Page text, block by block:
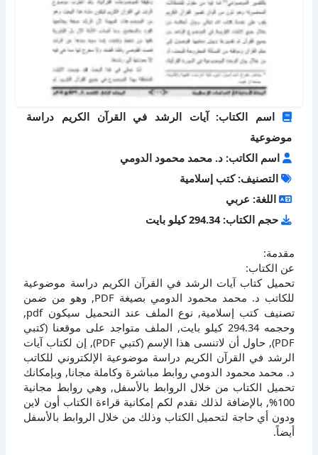
اسم الكتاب: آيات الرشد في القرآن الكريم دراسة
موضوعية
اسم الكاتب: د. محمد محمود الدومي
التصنيف: كتب إسلامية
اللغة: عربي
حجم الكتاب: 294.34 كيلو بايت
مقدمة:
عن الكتاب:
تحميل كتاب آيات الرشد في القرآن الكريم دراسة موضوعية
للكاتب د. محمد محمود الدومي بصيغة PDF, وهو من ضمن
تصنيف كتب إسلامية, نوع الملف عند التحميل سيكون pdf,
وحجمه 294.34 كيلو بايت, الملف متواجد على موقعنا (كتبي
PDF), حاول أن لاتنسى هذا الإسم (كتبي PDF), إن لكتاب آيات
الرشد في القرآن الكريم دراسة موضوعية الإلكتروني للكاتب
د. محمد محمود الدومي روابط مباشرة وكاملة مجانا, وبإمكانك
تحميل الكتاب من خلال الروابط بالأسفل, وهي روابط مجانية
100%, بالإضافة لذلك نقدم لكم إمكانية قراءة الكتاب أون لاين
ودون أي حاجة لتحميل الكتاب وذلك من خلال الروابط بالأسفل
أيضاً.